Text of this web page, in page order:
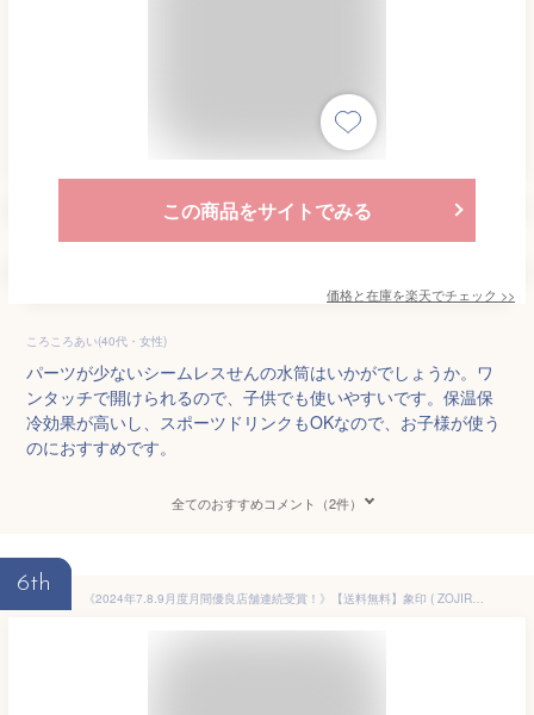
この商品をサイトでみる
価格と在庫を楽天でチェック >>
ころころあい(40代・女性)
パーツが少ないシームレスせんの水筒はいかがでしょうか。ワ
ンタッチで開けられるので、子供でも使いやすいです。保温保
冷効果が高いし、スポーツドリンクもOKなので、お子様が使う
のにおすすめです。
全てのおすすめコメント（2件）
6th
《2024年7.8.9月度月間優良店舗連続受賞！》【送料無料】象印 ( ZOJIRUSHI ) 水筒 ステンレスマグ 480ml 保温保冷 シームレス キッズ 子供用かわいい ポーチ付き SM-UA48 ボトル ショルダー ストラップ ワンタッチ人気